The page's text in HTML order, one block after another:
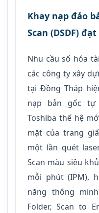
Khay nạp đảo
Scan (DSDF)
Nhu cầu số hóa
các công ty xây
tại Đồng Tháp
nạp bản gốc tự
Toshiba thế hệ
mặt của trang
một lần quét
Scan màu siêu
mỗi phút (IPM),
năng thông
Folder, Scan to